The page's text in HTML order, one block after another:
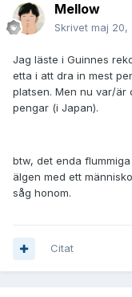
Mellow
Skrivet maj 20,
Jag läste i Guinnes
etta i att dra in mest
platsen. Men nu var/är
pengar (i Japan).
btw, det enda
älgen med ett
såg honom.
Citat